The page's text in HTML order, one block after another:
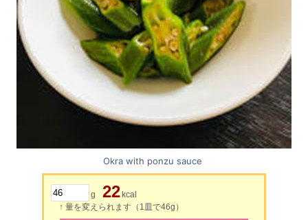
Okra with ponzu sauce
g 22 kcal
↑ 量を変えられます（1皿で46g）